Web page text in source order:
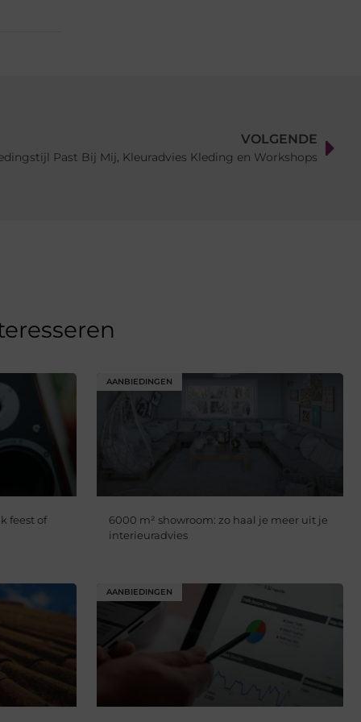
VOLGENDE
Past Bij Mij, Kleuradvies Kleding en Workshops
feest of
AANBIEDINGEN
6000 m² showroom: zo haal je meer uit je
interieuradvies
AANBIEDINGEN